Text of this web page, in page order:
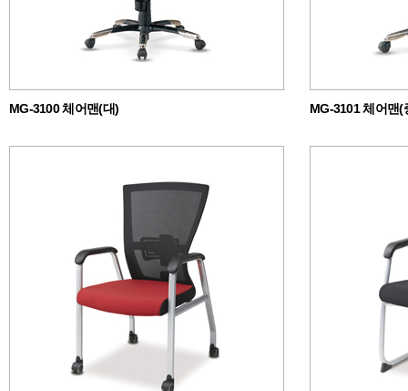
MG-3100 체어맨(대) MG-3101 체어맨(